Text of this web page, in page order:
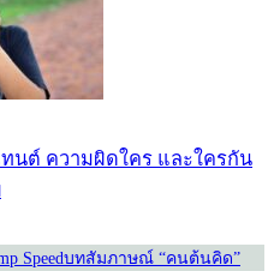
นต์ ความผิดใคร และใครกัน
Speedบทสัมภาษณ์ “คนต้นคิด”